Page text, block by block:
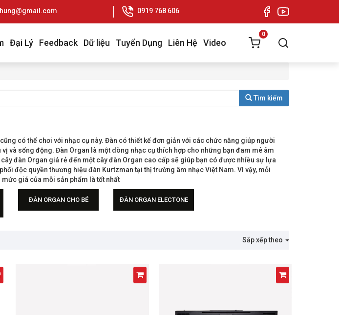
0919 768 606
Đại Lý Feedback Dữ liệu Tuyển Dụng Liên Hệ Video
0
Tìm kiếm
có thể chơi với nhạc cụ này. Đàn có thiết kế đơn giản với các chức năng giúp người
và sống động. Đàn Organ là một dòng nhạc cụ thích hợp cho những bạn đam mê âm
đàn Organ giá rẻ đến một cây đàn Organ cao cấp sẽ giúp bạn có được nhiều sự lựa
độc quyền thương hiệu đàn Kurtzman tại thị trường âm nhạc Việt Nam. Vì vậy, mỗi
giá của mỗi sản phẩm là tốt nhất
ĐÀN ORGAN CHO BÉ ĐÀN ORGAN ELECTONE
Sắp xếp theo